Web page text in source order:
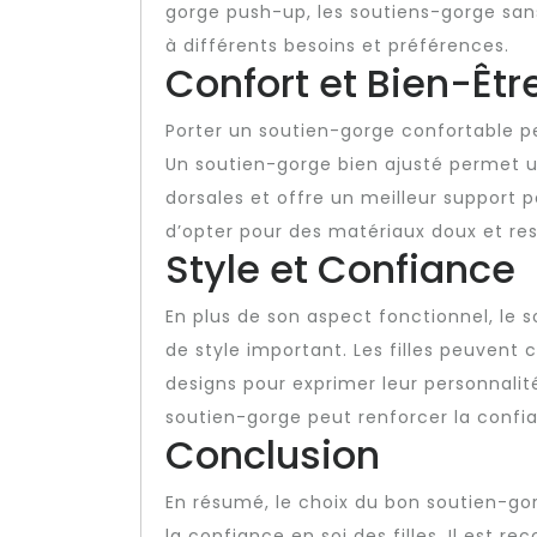
gorge push-up, les soutiens-gorge
à différents besoins et préférences.
Confort et Bien-
Porter un soutien-gorge confortable
Un soutien-gorge bien ajusté permet
dorsales et offre un meilleur support
d’opter pour des matériaux doux et
Style et Confiance
En plus de son aspect fonctionnel, le
de style important. Les filles peuvent
designs pour exprimer leur
soutien-gorge peut renforcer la
Conclusion
En résumé, le choix du bon soutien-